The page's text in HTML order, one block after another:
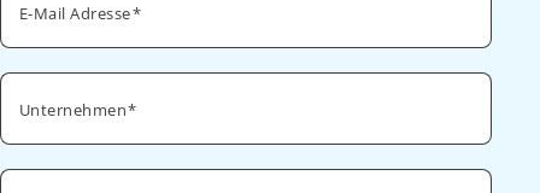
E-Mail Adresse
Unternehmen